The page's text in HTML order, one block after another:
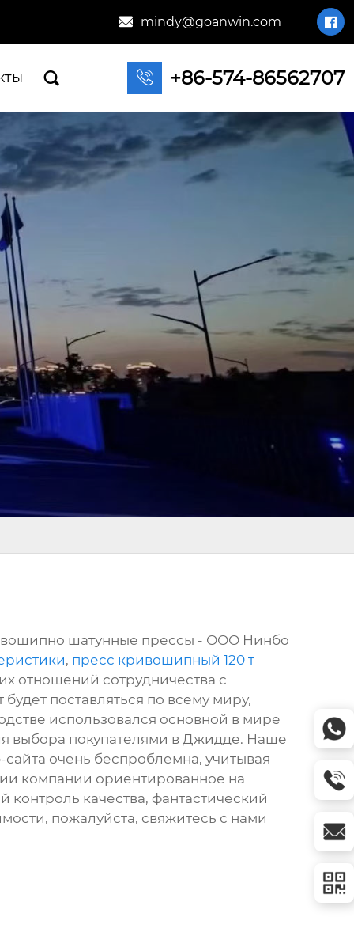
 mindy@goanwin.com 
  +86-574-86562707
шатунные прессы - ООО Нинбо
, пресс кривошипный 120 т
отношений сотрудничества с
поставляться по всему миру,
использовался основной в мире
выбора покупателями в Джидде. Наше
очень беспроблемна, учитывая
компании ориентированное на
качества, фантастический
пожалуйста, свяжитесь с нами